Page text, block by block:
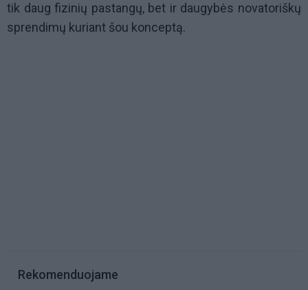
tik daug fizinių pastangų, bet ir daugybės novatoriškų
sprendimų kuriant šou konceptą.
Rekomenduojame